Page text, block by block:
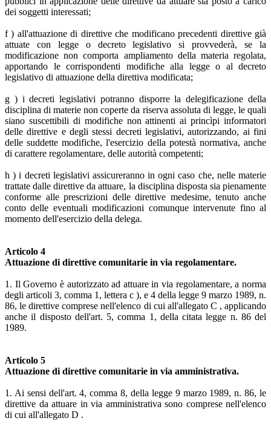
dei soggetti interessati;
f ) all'attuazione di direttive che modificano precedenti direttive già
attuate con legge o decreto legislativo si provvederà, se la
modificazione non comporta ampliamento della materia regolata,
apportando le corrispondenti modifiche alla legge o al decreto
legislativo di attuazione della direttiva modificata;
g ) i decreti legislativi potranno disporre la delegificazione della
disciplina di materie non coperte da riserva assoluta di legge, le quali
siano suscettibili di modifiche non attinenti ai princìpi informatori
delle direttive e degli stessi decreti legislativi, autorizzando, ai fini
delle suddette modifiche, l'esercizio della potestà normativa, anche
di carattere regolamentare, delle autorità competenti;
h ) i decreti legislativi assicureranno in ogni caso che, nelle materie
trattate dalle direttive da attuare, la disciplina disposta sia pienamente
conforme alle prescrizioni delle direttive medesime, tenuto anche
conto delle eventuali modificazioni comunque intervenute fino al
momento dell'esercizio della delega.
Articolo 4
Attuazione di direttive comunitarie in via regolamentare.
1. Il Governo è autorizzato ad attuare in via regolamentare, a norma
degli articoli 3, comma 1, lettera c ), e 4 della legge 9 marzo 1989, n.
86, le direttive comprese nell'elenco di cui all'allegato C , applicando
anche il disposto dell'art. 5, comma 1, della citata legge n. 86 del
1989.
Articolo 5
Attuazione di direttive comunitarie in via amministrativa.
1. Ai sensi dell'art. 4, comma 8, della legge 9 marzo 1989, n. 86, le
direttive da attuare in via amministrativa sono comprese nell'elenco
di cui all'allegato D .